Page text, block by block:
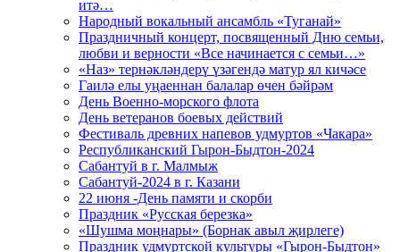
итә…
Народный вокальный ансамбль «Туганай»
Праздничный концерт, посвященный Дню семьи,
любви и верности «Все начинается с семьи…»
«Наз» тернәкләндерү үзәгендә матур ял кичәсе
Гаилә елы уңаеннан балалар өчен бәйрәм
День Военно-морского флота
День ветеранов боевых действий
Фестиваль древних напевов удмуртов «Чакара»
Республиканский Гырон-Быдтон-2024
Сабантуй в г. Малмыж
Сабантуй-2024 в г. Казани
22 июня -День памяти и скорби
Праздник «Русская березка»
«Шушма моңнары» (Борнак авыл җирлеге)
Праздник удмуртской культуры «Гырон-Быдтон»